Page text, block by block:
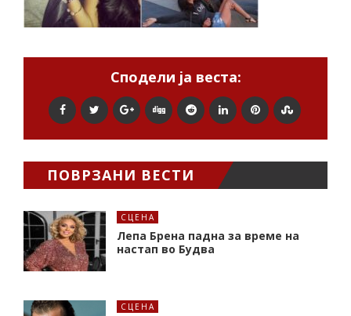
Сподели ја веста:
ПОВРЗАНИ ВЕСТИ
СЦЕНА
Лепа Брена падна за време на
настап во Будва
СЦЕНА